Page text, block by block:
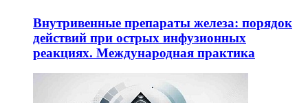
Внутривенные препараты железа: порядок
действий при острых инфузионных
реакциях. Международная практика